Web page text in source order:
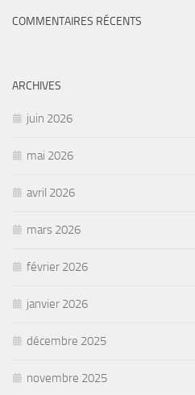
COMMENTAIRES RÉCENTS
ARCHIVES
juin 2026
mai 2026
avril 2026
mars 2026
février 2026
janvier 2026
décembre 2025
novembre 2025